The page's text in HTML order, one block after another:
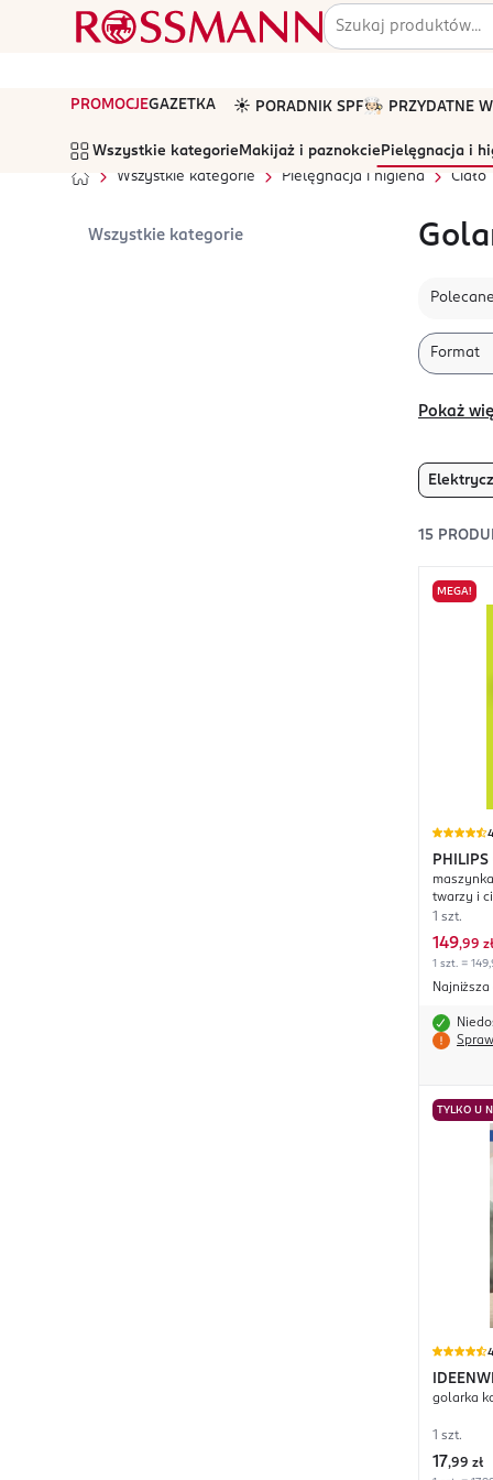
PROMOCJEGAZETKA ☀️ PORADNIK SPF🧑🏻‍🍳 PRZYDATNE
Wszystkie kategorie Makijaż i paznokcie Pielęgnacja i
Wszystkie kategorie
Pielęgnacja i higiena Ciało
Wszystkie kategorie
Polecane
Format
Pokaż
15
MEGA!
PHILIPS
twarzy i
rączka +
1 szt.
149,99 zł
1 szt. =
Najniższa
TYLKO U
golarka
1 szt.
17,99 zł